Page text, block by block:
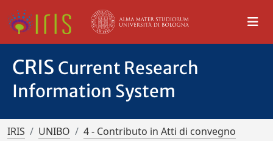
CRIS Current Research
Information System
IRIS UNIBO
4 - Contributo in Atti di convegno